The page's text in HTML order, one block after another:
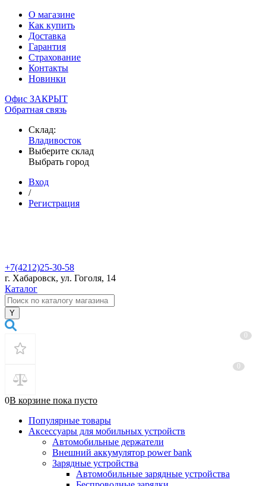
О магазине
Как купить
Доставка
Гарантия
Страхование
Контакты
Новинки
Офис ЗАКРЫТ
Обратная связь
Склад:
Владивосток
Выберите склад
Выбрать город
Вход
/
Регистрация
+7(4212)25-30-58
г. Хабаровск, ул. Гоголя, 14
Каталог
0В корзине пока пусто
Популярные товары
Аксессуары для мобильных устройств
Автомобильные держатели
Внешний аккумулятор power bank
Зарядные устройства
Автомобильные зарядные устройства